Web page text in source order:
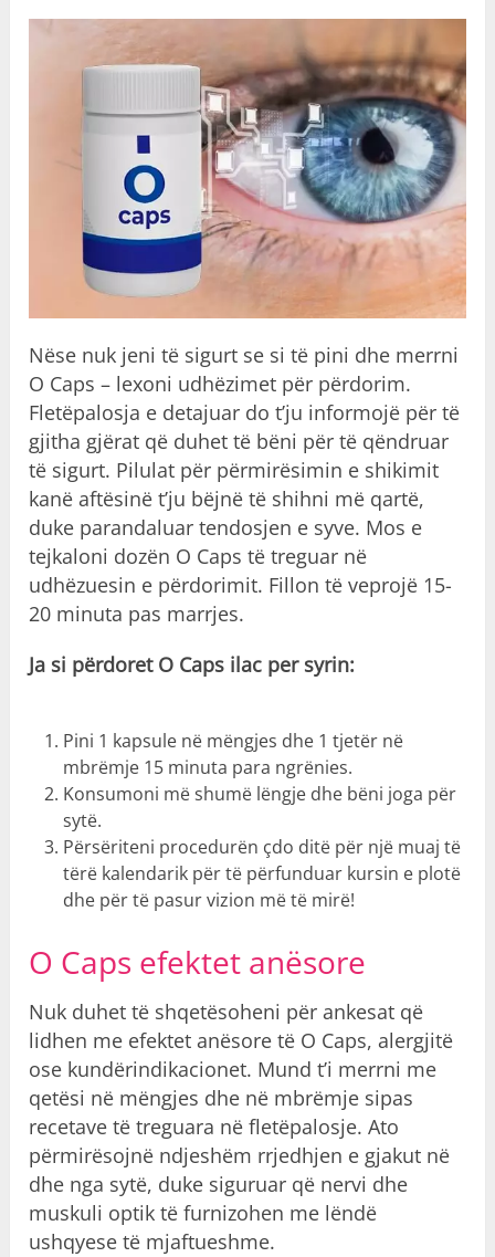
Nëse nuk jeni të sigurt se si të pini dhe merrni
O Caps – lexoni udhëzimet për përdorim.
Fletëpalosja e detajuar do t’ju informojë për të
gjitha gjërat që duhet të bëni për të qëndruar
të sigurt. Pilulat për përmirësimin e shikimit
kanë aftësinë t’ju bëjnë të shihni më qartë,
duke parandaluar tendosjen e syve. Mos e
tejkaloni dozën O Caps të treguar në
udhëzuesin e përdorimit. Fillon të veprojë 15-
20 minuta pas marrjes.
Ja si përdoret O Caps ilac per syrin:
Pini 1 kapsule në mëngjes dhe 1 tjetër në
mbrëmje 15 minuta para ngrënies.
Konsumoni më shumë lëngje dhe bëni joga për
sytë.
Përsëriteni procedurën çdo ditë për një muaj të
tërë kalendarik për të përfunduar kursin e plotë
dhe për të pasur vizion më të mirë!
O Caps efektet anësore
Nuk duhet të shqetësoheni për ankesat që
lidhen me efektet anësore të O Caps, alergjitë
ose kundërindikacionet. Mund t’i merrni me
qetësi në mëngjes dhe në mbrëmje sipas
recetave të treguara në fletëpalosje. Ato
përmirësojnë ndjeshëm rrjedhjen e gjakut në
dhe nga sytë, duke siguruar që nervi dhe
muskuli optik të furnizohen me lëndë
ushqyese të mjaftueshme.